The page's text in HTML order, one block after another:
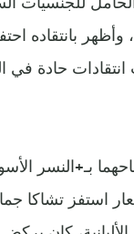
بانتقاده
حادة في
بـ+النسر
استفز تشاكا